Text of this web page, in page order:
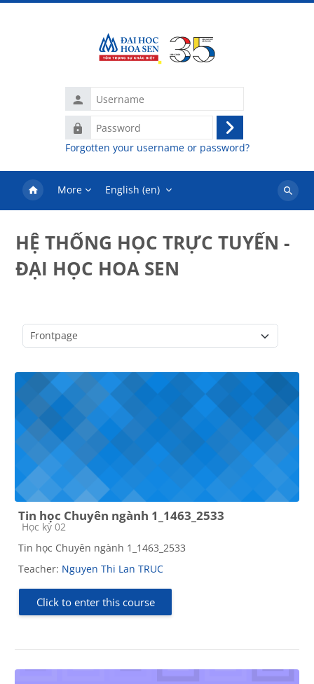
Username
Password
Log
in
Forgotten your username or password?
More English ‎(en)‎
Search
HỆ THỐNG HỌC TRỰC TUYẾN -
ĐẠI HỌC HOA SEN
Tin học Chuyên ngành 1_1463_2533
Course category
Học kỳ 02
Tin học Chuyên ngành 1_1463_2533
Teacher: Nguyen Thi Lan TRUC
Click to enter this course